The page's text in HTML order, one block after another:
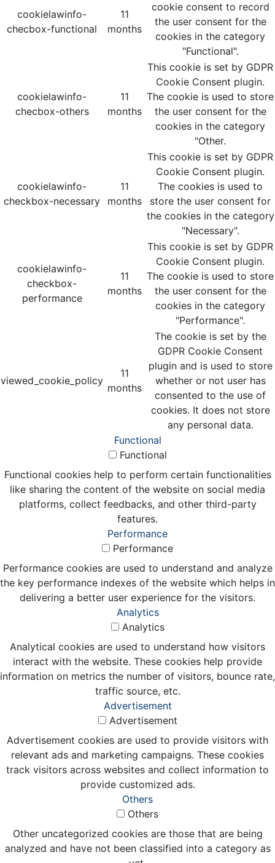
cookielawinfo-
checbox-functional
11
months
cookie consent to record
the user consent for the
cookies in the category
"Functional".
cookielawinfo-
checbox-others
11
months
This cookie is set by GDPR
Cookie Consent plugin.
The cookie is used to store
the user consent for the
cookies in the category
"Other.
cookielawinfo-
checkbox-necessary
11
months
This cookie is set by GDPR
Cookie Consent plugin.
The cookies is used to
store the user consent for
the cookies in the category
"Necessary".
cookielawinfo-
checkbox-
performance
11
months
This cookie is set by GDPR
Cookie Consent plugin.
The cookie is used to store
the user consent for the
cookies in the category
"Performance".
viewed_cookie_policy
11
months
The cookie is set by the
GDPR Cookie Consent
plugin and is used to store
whether or not user has
consented to the use of
cookies. It does not store
any personal data.
Functional
Functional
Functional cookies help to perform certain functionalities
like sharing the content of the website on social media
platforms, collect feedbacks, and other third-party
features.
Performance
Performance
Performance cookies are used to understand and analyze
the key performance indexes of the website which helps in
delivering a better user experience for the visitors.
Analytics
Analytics
Analytical cookies are used to understand how visitors
interact with the website. These cookies help provide
information on metrics the number of visitors, bounce rate,
traffic source, etc.
Advertisement
Advertisement
Advertisement cookies are used to provide visitors with
relevant ads and marketing campaigns. These cookies
track visitors across websites and collect information to
provide customized ads.
Others
Others
Other uncategorized cookies are those that are being
analyzed and have not been classified into a category as